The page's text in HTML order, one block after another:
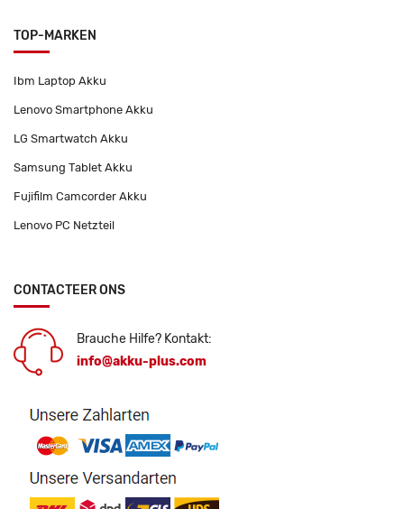
TOP-MARKEN
Ibm Laptop Akku
Lenovo Smartphone Akku
LG Smartwatch Akku
Samsung Tablet Akku
Fujifilm Camcorder Akku
Lenovo PC Netzteil
CONTACTEER ONS
Brauche Hilfe? Kontakt:
info@akku-plus.com